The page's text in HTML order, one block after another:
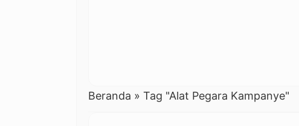
Beranda » Tag "Alat Pegara Kampanye"